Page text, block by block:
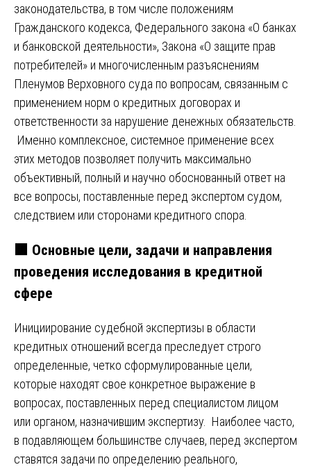
законодательства, в том числе положениям
Гражданского кодекса, Федерального закона «О банках
и банковской деятельности», Закона «О защите прав
потребителей» и многочисленным разъяснениям
Пленумов Верховного суда по вопросам, связанным с
применением норм о кредитных договорах и
ответственности за нарушение денежных обязательств.
Именно комплексное, системное применение всех
этих методов позволяет получить максимально
объективный, полный и научно обоснованный ответ на
все вопросы, поставленные перед экспертом судом,
следствием или сторонами кредитного спора.
Основные цели, задачи и направления
проведения исследования в кредитной
сфере
Инициирование судебной экспертизы в области
кредитных отношений всегда преследует строго
определенные, четко сформулированные цели,
которые находят свое конкретное выражение в
вопросах, поставленных перед специалистом лицом
или органом, назначившим экспертизу. Наиболее часто,
в подавляющем большинстве случаев, перед экспертом
ставятся задачи по определению реального,